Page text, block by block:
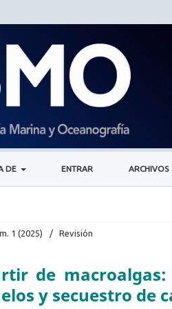
DE ENTRAR ARCHIVOS
1 (2025) / Revisión
de
y secuestro de